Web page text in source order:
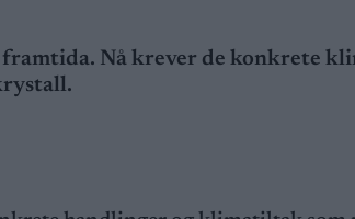
Nå krever de konkrete